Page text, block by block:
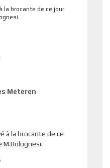
la brocante de ce jour
Méteren
à la brocante de ce
M.Bolognesi.